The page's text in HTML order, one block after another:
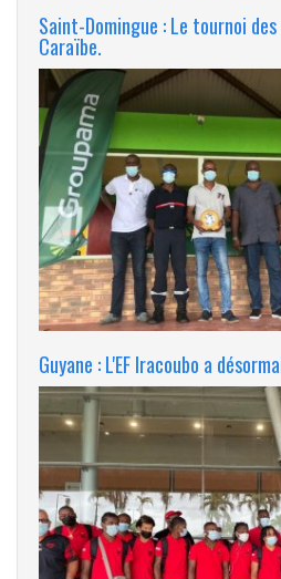
Saint-Domingue : Le tournoi
Caraïbe.
Guyane : L'EF Iracoubo a